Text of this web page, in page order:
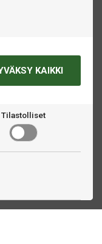
KAIKKI
Tilastolliset